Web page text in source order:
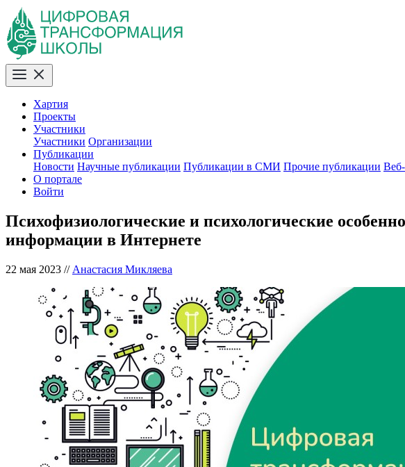
Хартия
Проекты
Участники
Участники Организации
Публикации
Новости Научные публикации Публикации в СМИ Прочие публикации
О портале
Войти
Психофизиологические и психологические
информации в Интернете
22 мая 2023 // Анастасия Микляева